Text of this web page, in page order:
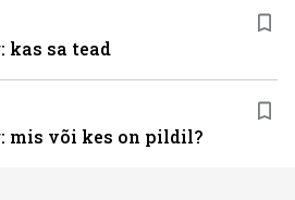
kas sa tead
mis või kes on pildil?